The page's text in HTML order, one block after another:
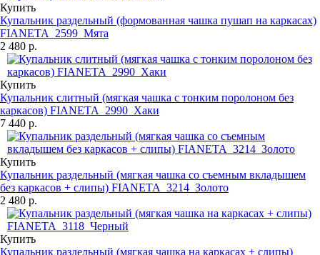
Купить
Купальник раздельный (формованная чашка пушап на каркасах)
FIANETA_2599_Мята
2 480 р.
Купить
Купальник слитный (мягкая чашка с тонким поролоном без
каркасов) FIANETA_2990_Хаки
7 440 р.
Купить
Купальник раздельный (мягкая чашка со съемным вкладышем
без каркасов + слипы) FIANETA_3214_Золото
2 480 р.
Купить
Купальник раздельный (мягкая чашка на каркасах + слипы)